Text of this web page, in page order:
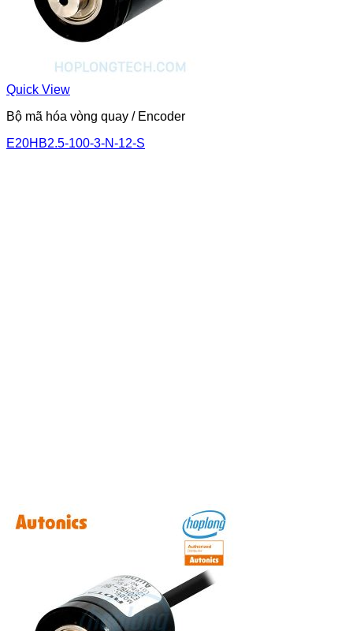
Quick View
Bộ mã hóa vòng quay / Encoder
E20HB2.5-100-3-N-12-S